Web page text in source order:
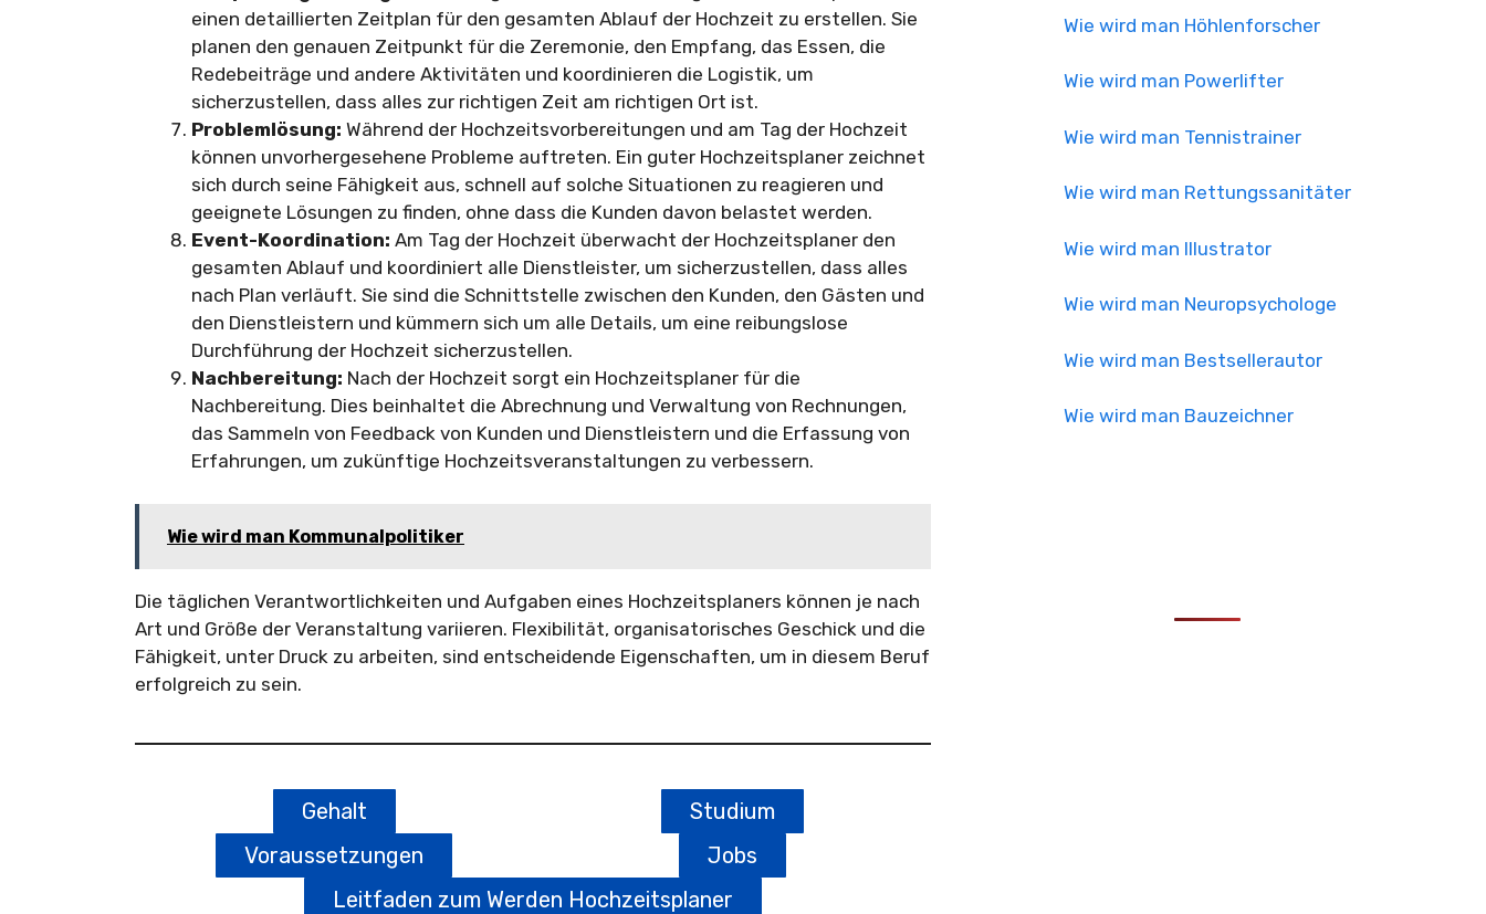
einen detaillierten Zeitplan für den gesamten Ablauf der Hochzeit zu erstellen. Sie
planen den genauen Zeitpunkt für die Zeremonie, den Empfang, das Essen, die
Redebeiträge und andere Aktivitäten und koordinieren die Logistik, um
sicherzustellen, dass alles zur richtigen Zeit am richtigen Ort ist.
Problemlösung: Während der Hochzeitsvorbereitungen und am Tag der Hochzeit
können unvorhergesehene Probleme auftreten. Ein guter Hochzeitsplaner zeichnet
sich durch seine Fähigkeit aus, schnell auf solche Situationen zu reagieren und
geeignete Lösungen zu finden, ohne dass die Kunden davon belastet werden.
Event-Koordination: Am Tag der Hochzeit überwacht der Hochzeitsplaner den
gesamten Ablauf und koordiniert alle Dienstleister, um sicherzustellen, dass alles
nach Plan verläuft. Sie sind die Schnittstelle zwischen den Kunden, den Gästen und
den Dienstleistern und kümmern sich um alle Details, um eine reibungslose
Durchführung der Hochzeit sicherzustellen.
Nachbereitung: Nach der Hochzeit sorgt ein Hochzeitsplaner für die
Nachbereitung. Dies beinhaltet die Abrechnung und Verwaltung von Rechnungen,
das Sammeln von Feedback von Kunden und Dienstleistern und die Erfassung von
Erfahrungen, um zukünftige Hochzeitsveranstaltungen zu verbessern.
Wie wird man Kommunalpolitiker
Die täglichen Verantwortlichkeiten und Aufgaben eines Hochzeitsplaners können je nach
Art und Größe der Veranstaltung variieren. Flexibilität, organisatorisches Geschick und die
Fähigkeit, unter Druck zu arbeiten, sind entscheidende Eigenschaften, um in diesem Beruf
erfolgreich zu sein.
Gehalt
Studium
Voraussetzungen
Jobs
Leitfaden zum Werden Hochzeitsplaner
Wie wird man Höhlenforscher
Wie wird man Powerlifter
Wie wird man Tennistrainer
Wie wird man Rettungssanitäter
Wie wird man Illustrator
Wie wird man Neuropsychologe
Wie wird man Bestsellerautor
Wie wird man Bauzeichner